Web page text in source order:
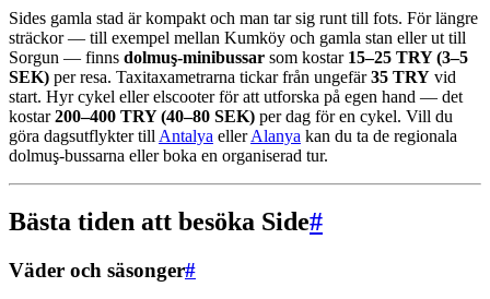
Sides gamla stad är kompakt och man tar sig runt till fots. För längre
sträckor — till exempel mellan Kumköy och gamla stan eller ut till
Sorgun — finns dolmuş-minibussar som kostar 15–25 TRY (3–5
SEK) per resa. Taxitaxametrarna tickar från ungefär35 TRY vid
start. Hyr cykel eller elscooter för att utforska på egen hand — det
kostar200–400 TRY (40–80 SEK) per dag för en cykel. Vill du
göra dagsutflykter till Antalya ellerAlanya kan du ta de regionala
dolmuş-bussarna eller boka en organiserad tur.
Bästa tiden att besöka Side#
Väder och säsonger#